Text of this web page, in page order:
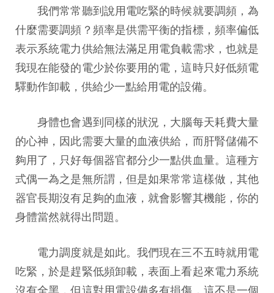
我們常常聽到說用電吃緊的時候就要調頻，為
什麼需要調頻？頻率是供需平衡的指標，頻率偏低
表示系統電力供給無法滿足用電負載需求，也就是
我現在能發的電少於你要用的電，這時只好低頻電
驛動作卸載，供給少一點給用電的設備。
身體也會遇到同樣的狀況，大腦每天耗費大量
的心神，因此需要大量的血液供給，而肝腎儲備不
夠用了，只好每個器官都分少一點供血量。這種方
式偶一為之是無所謂，但是如果常常這樣做，其他
器官長期沒有足夠的血液，就會影響其機能，你的
身體當然就得出問題。
電力調度就是如此。我們現在三不五時就用電
吃緊，於是趕緊低頻卸載，表面上看起來電力系統
沒有全黑，但這對用電設備多有損傷，這不是一個